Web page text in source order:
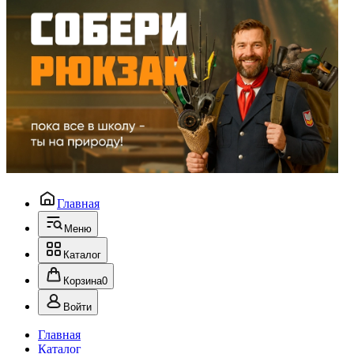
Главная
Меню
Каталог
Корзина0
Войти
Главная
Каталог